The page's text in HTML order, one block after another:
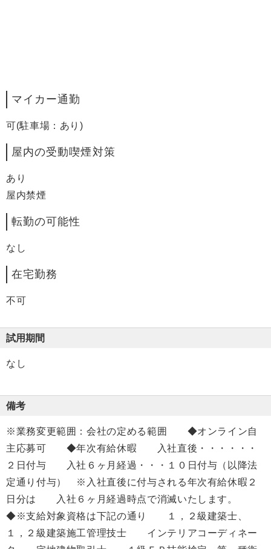
マイカー通勤
可(駐車場：あり)
屋内の受動喫煙対策
あり
屋内禁煙
転勤の可能性
なし
在宅勤務
不可
試用期間
なし
備考
※業務変更範囲：会社の定める範囲 ◆オンライン自
主応募可 ◆年次有給休暇 入社直後・・・・・・
２日付与 入社６ヶ月経過・・・１０日付与（以降法
定通り付与） ※入社直後に付与される年次有給休暇２
日分は 入社６ヶ月経過時点で消滅いたします。
◆※支給対象資格は下記の通り １，２級建築士、
１，２級建築施工管理技士 インテリアコーディネー